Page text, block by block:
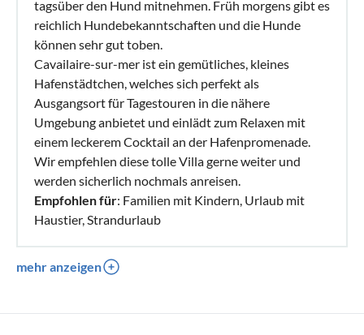
tagsüber den Hund mitnehmen. Früh morgens gibt es
reichlich Hundebekanntschaften und die Hunde
können sehr gut toben.
Cavailaire-sur-mer ist ein gemütliches, kleines
Hafenstädtchen, welches sich perfekt als
Ausgangsort für Tagestouren in die nähere
Umgebung anbietet und einlädt zum Relaxen mit
einem leckerem Cocktail an der Hafenpromenade.
Wir empfehlen diese tolle Villa gerne weiter und
werden sicherlich nochmals anreisen.
Empfohlen für: Familien mit Kindern, Urlaub mit
Haustier, Strandurlaub
mehr anzeigen